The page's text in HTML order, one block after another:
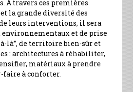
À travers ces premières
la grande diversité des
leurs interventions, il sera
environnementaux et de prise
là”, de territoire bien-sûr et
: architectures à réhabiliter,
matériaux à prendre
faire à conforter.